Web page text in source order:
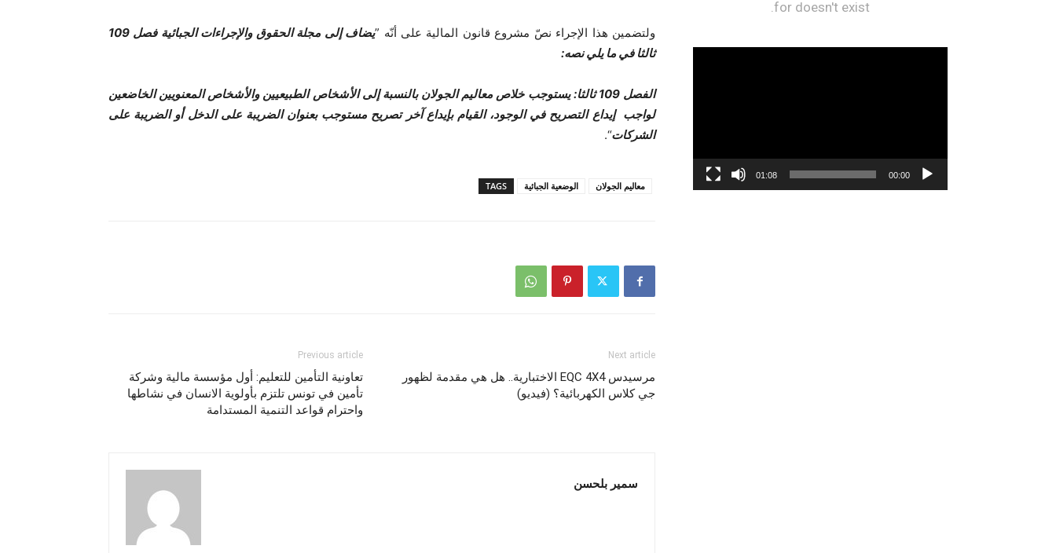
ولتضمين هذا الإجراء نصّ مشروع قانون المالية على أنّه ”
يضاف إلى مجلة الحقوق والإجراءات الجبائية فصل 109
ثالثا في ما يلي نصه:
الفصل 109 ثالثا: يستوجب خلاص معاليم الجولان بالنسبة إلى الأشخاص الطبيعيين والأشخاص المعنويين الخاضعين
لواجب إيداع التصريح في الوجود، القيام بإيداع آخر تصريح مستوجب بعنوان الضريبة على الدخل أو الضريبة على
الشركات“.
TAGS الوضعية الجبائية معاليم الجولان
Previous article
تعاونية التأمين للتعليم: أول مؤسسة مالية وشركة
تأمين في تونس تلتزم بأولوية الانسان في نشاطها
واحترام قواعد التنمية المستدامة
Next article
مرسيدس EQC 4X4 الاختبارية.. هل هي مقدمة لظهور
جي كلاس الكهربائية؟ (فيديو)
سمير بلحسن
00:00
01:08